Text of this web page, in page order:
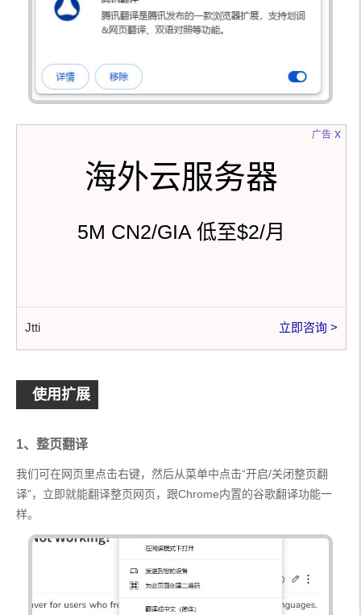
广告
海外云服务器
5M CN2/GIA 低至$2/月
Jtti 立即咨询 >
x
使用扩展
1、整页翻译
我们可在网页里点击右键，然后从菜单中点击“开启/关闭整页翻
译”，立即就能翻译整页网页，跟Chrome内置的谷歌翻译功能一
样。